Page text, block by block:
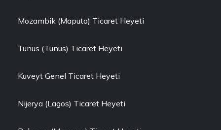
Mozambik (Maputo) Ticaret Heyeti
Tunus (Tunus) Ticaret Heyeti
Kuveyt Genel Ticaret Heyeti
Nijerya (Lagos) Ticaret Heyeti